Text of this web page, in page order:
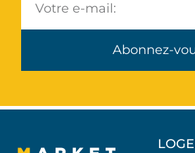
Abonnez-